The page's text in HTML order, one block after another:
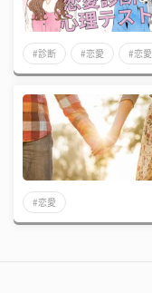
#診断 #恋愛 #恋
#恋愛